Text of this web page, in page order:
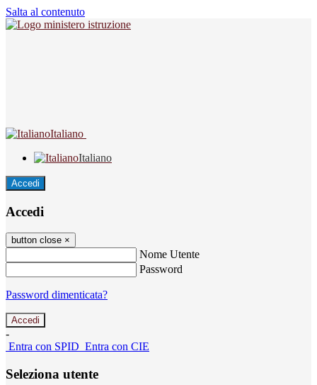
Salta al contenuto
Italiano
Italiano
Accedi
Accedi
button close ×
Nome Utente
Password
Password dimenticata?
-
Entra con SPID Entra con CIE
Seleziona utente